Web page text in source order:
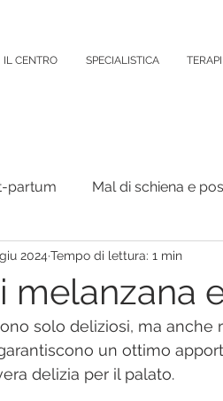
IL CENTRO SPECIALISTICA
partum Mal di schiena e
Organi Interni Psicologia
melanzana
2024 Tempo di lettura: 1 min
solo deliziosi, ma anche
un ottimo
delizia per il palato.